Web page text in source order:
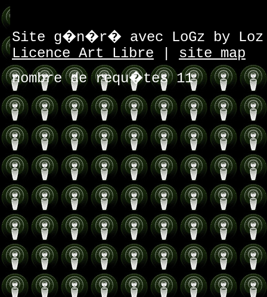
Site g�n�r� avec LoGz by
Licence Art Libre
site map
nombre de requ�tes 11